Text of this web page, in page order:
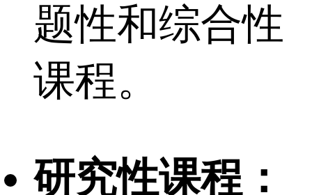
题性和综合性
课程。
研究性课程：